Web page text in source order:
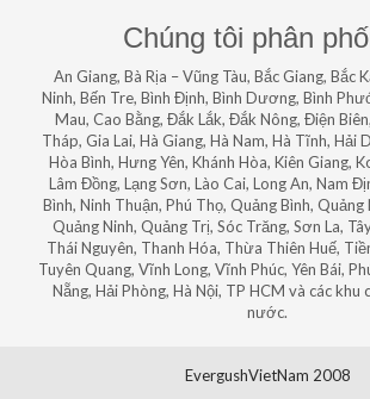
Chúng tôi phân
An Giang, Bà Rịa – Vũng Tàu, Bắc Giang, Bắc
Ninh, Bến Tre, Bình Định, Bình Dương, Bình
Mau, Cao Bằng, Đắk Lắk, Đắk Nông, Điện
Tháp, Gia Lai, Hà Giang, Hà Nam, Hà Tĩnh, Hải
Hòa Bình, Hưng Yên, Khánh Hòa, Kiên Giang,
Lâm Đồng, Lạng Sơn, Lào Cai, Long An, Nam
Bình, Ninh Thuận, Phú Thọ, Quảng Bình, Quảng
Quảng Ninh, Quảng Trị, Sóc Trăng, Sơn La,
Thái Nguyên, Thanh Hóa, Thừa Thiên Huế,
Tuyên Quang, Vĩnh Long, Vĩnh Phúc, Yên Bái,
Nẵng, Hải Phòng, Hà Nội, TP HCM và các khu
nước.
EvergushVietNam 2008